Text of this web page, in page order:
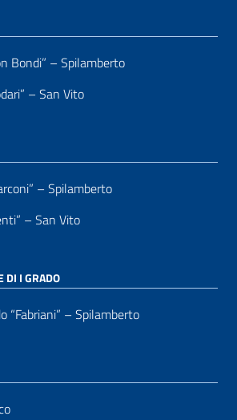
Bondi” – Spilamberto
– San Vito
– Spilamberto
– San Vito
DI I GRADO
“Fabriani” – Spilamberto